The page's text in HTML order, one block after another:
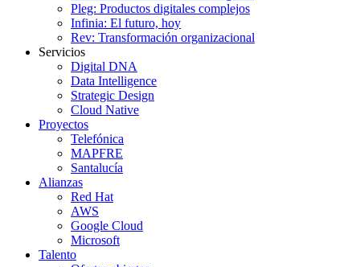
Pleg: Productos digitales complejos
Infinia: El futuro, hoy
Rev: Transformación organizacional
Servicios
Digital DNA
Data Intelligence
Strategic Design
Cloud Native
Proyectos
Telefónica
MAPFRE
Santalucía
Alianzas
Red Hat
AWS
Google Cloud
Microsoft
Talento